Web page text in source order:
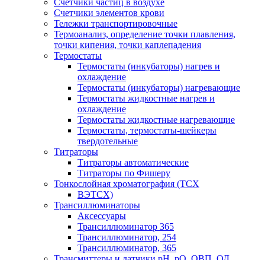
Счетчики частиц в воздухе
Счетчики элементов крови
Тележки транспортировочные
Термоанализ, определение точки плавления,
точки кипения, точки каплепадения
Термостаты
Термостаты (инкубаторы) нагрев и
охлаждение
Термостаты (инкубаторы) нагревающие
Термостаты жидкостные нагрев и
охлаждение
Термостаты жидкостные нагревающие
Термостаты, термостаты-шейкеры
твердотельные
Титраторы
Титраторы автоматические
Титраторы по Фишеру
Тонкослойная хроматография (ТСХ
ВЭТСХ)
Трансиллюминаторы
Аксессуары
Трансиллюминатор 365
Трансиллюминатор, 254
Трансиллюминатор, 365